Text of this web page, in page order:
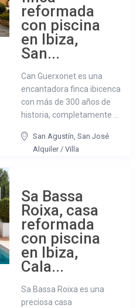
reformada
con piscina
en Ibiza,
San...
Can Guerxonet es una
encantadora finca ibicenca
con más de 300 años de
historia, completamente ...
San Agustín,San José
Alquiler/Villa
Sa Bassa
Roixa, casa
reformada
con piscina
en Ibiza,
Cala...
Sa Bassa Roixa es una
preciosa casa